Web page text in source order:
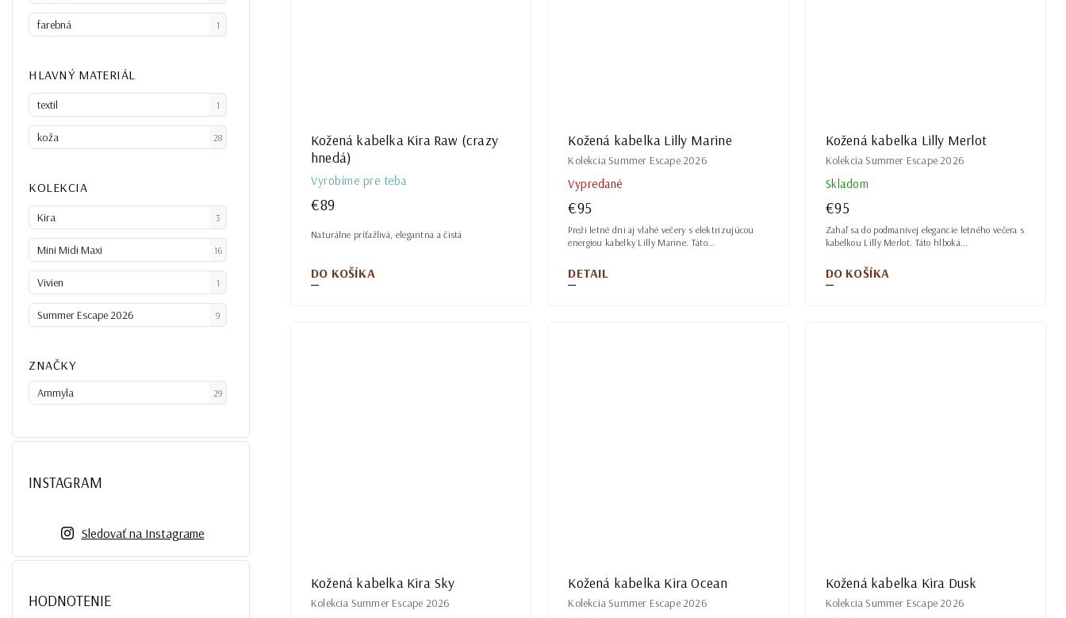
ZNAČKY
Ammyla 29
farebná 1
HLAVNÝ MATERIÁL
textil 1
koža 28
KOLEKCIA
Kira 3
Mini Midi Maxi 16
Vivien 1
Summer Escape 2026 9
INSTAGRAM
Sledovať na Instagrame
HODNOTENIE
Kožená kabelka Kira Raw (crazy
hnedá)
Vyrobíme pre teba
€89
DO KOŠÍKA
Naturálne príťažlivá, elegantná a čistá
Kožená kabelka Lilly Marine
Kolekcia Summer Escape 2026
Vypredané
€95
DETAIL
Preži letné dni aj vlahé večery s elektrizujúcou
energiou kabelky Lilly Marine. Táto...
Kožená kabelka Lilly Merlot
Kolekcia Summer Escape 2026
Skladom
€95
DO KOŠÍKA
Zahaľ sa do podmanivej elegancie letného večera s
kabelkou Lilly Merlot. Táto hlboká...
Kožená kabelka Kira Sky
Kolekcia Summer Escape 2026
Kožená kabelka Kira Ocean
Kolekcia Summer Escape 2026
Kožená kabelka Kira Dusk
Kolekcia Summer Escape 2026